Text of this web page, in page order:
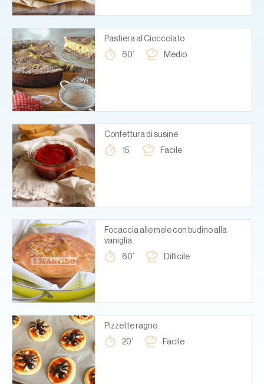
Pastiera al Cioccolato
60’
Medio
Confettura di susine
15’
Facile
Focaccia alle mele con budino alla
vaniglia
60’
Difficile
Pizzette ragno
20’
Facile